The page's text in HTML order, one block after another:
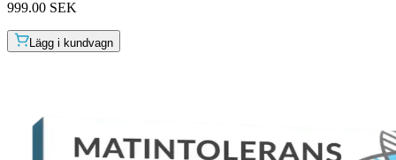
999.00 SEK
Lägg i kundvagn